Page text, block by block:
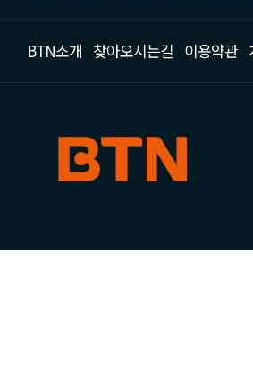
BTN소개 찾아오시는길 이용약관